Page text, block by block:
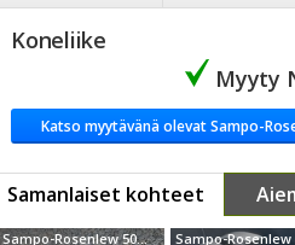
Koneliike
Myyty
Katso myytävänä olevat Sampo-
Samanlaiset kohteet
Sampo-Rosenlew 500 moottorin sivupelti puimurista